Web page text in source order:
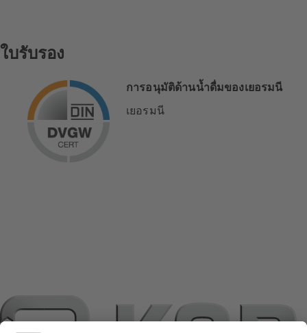
ใบรับรอง
การอนุมัติด้านน้ำดื่มของเยอรมนี
เยอรมนี